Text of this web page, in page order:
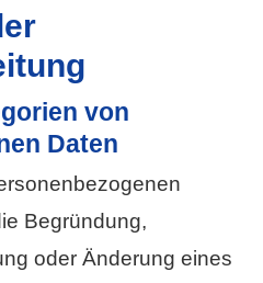
von
Daten
Begründung,
oder Änderung eines